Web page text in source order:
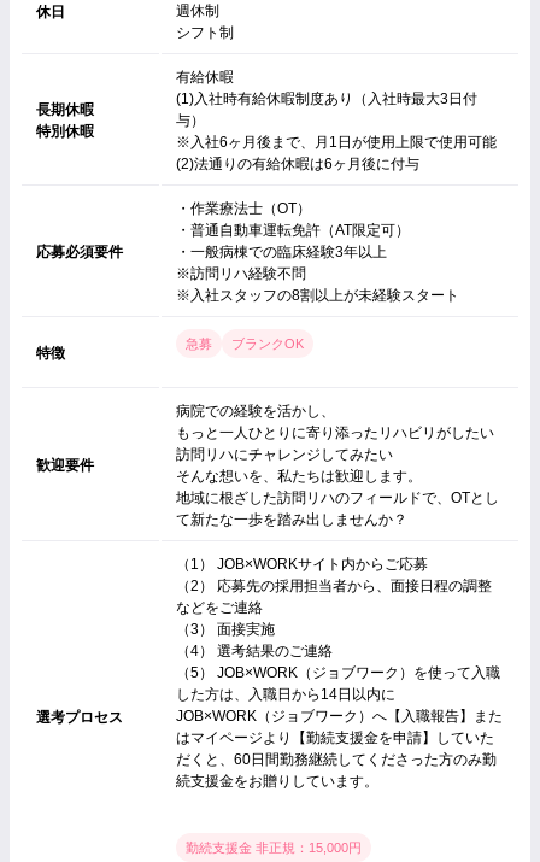
休日
週休制
シフト制
長期休暇
特別休暇
有給休暇
(1)入社時有給休暇制度あり（入社時最大3日付
与）
※入社6ヶ月後まで、月1日が使用上限で使用可能
(2)法通りの有給休暇は6ヶ月後に付与
応募必須要件
・作業療法士（OT）
・普通自動車運転免許（AT限定可）
・一般病棟での臨床経験3年以上
※訪問リハ経験不問
※入社スタッフの8割以上が未経験スタート
特徴
急募 ブランクOK
歓迎要件
病院での経験を活かし、
もっと一人ひとりに寄り添ったリハビリがしたい
訪問リハにチャレンジしてみたい
そんな想いを、私たちは歓迎します。
地域に根ざした訪問リハのフィールドで、OTとし
て新たな一歩を踏み出しませんか？
選考プロセス
（1） JOB×WORKサイト内からご応募
（2） 応募先の採用担当者から、面接日程の調整
などをご連絡
（3） 面接実施
（4） 選考結果のご連絡
（5） JOB×WORK（ジョブワーク）を使って入職
した方は、入職日から14日以内に
JOB×WORK（ジョブワーク）へ【入職報告】また
はマイページより【勤続支援金を申請】していた
だくと、60日間勤務継続してくださった方のみ勤
続支援金をお贈りしています。
勤続支援金 非正規：15,000円